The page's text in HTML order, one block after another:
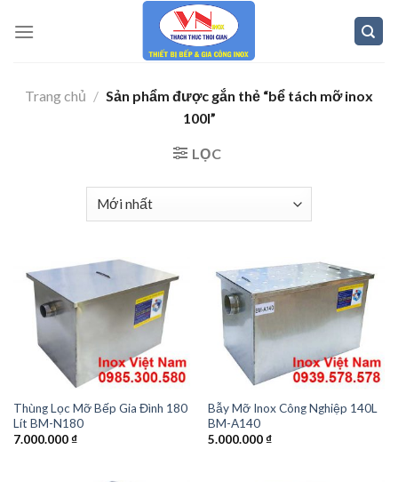
Trang chủ / Sản phẩm được gắn thẻ “bể tách mỡ inox
100l”
LỌC
Thùng Lọc Mỡ Bếp Gia Đình 180
Lít BM-N180
7.000.000₫
Bẫy Mỡ Inox Công Nghiệp 140L
BM-A140
5.000.000₫